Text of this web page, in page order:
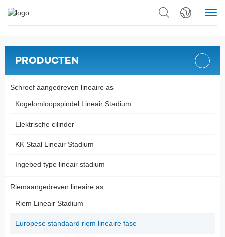
PRODUCTEN
Schroef aangedreven lineaire as
Kogelomloopspindel Lineair Stadium
Elektrische cilinder
KK Staal Lineair Stadium
Ingebed type lineair stadium
Riemaangedreven lineaire as
Riem Lineair Stadium
Europese standaard riem lineaire fase